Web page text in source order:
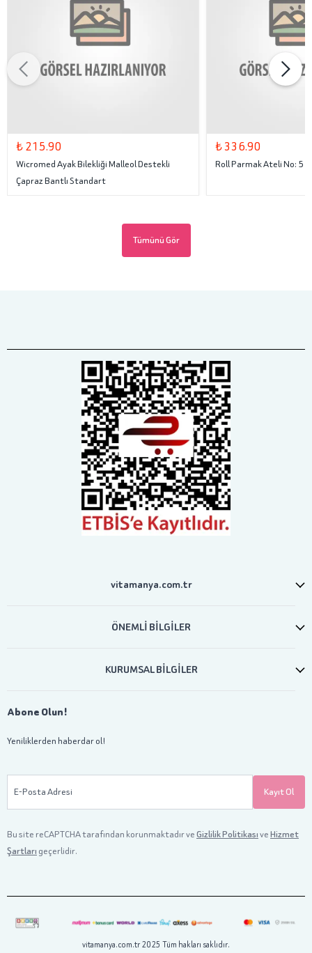
₺ 215.90
Wicromed Ayak Bilekliği Malleol Destekli
Çapraz Bantlı Standart
₺ 336.90
Roll Parmak Ateli No: 5
Tümünü Gör
vitamanya.com.tr
ÖNEMLİ BİLGİLER
KURUMSAL BİLGİLER
Abone Olun!
Yeniliklerden haberdar ol!
E-Posta Adresi Kayıt Ol
Bu site reCAPTCHA tarafından korunmaktadır veGizlilik PolitikasıveHizmet
Şartları geçerlidir.
vitamanya.com.tr 2025 Tüm hakları saklıdır.